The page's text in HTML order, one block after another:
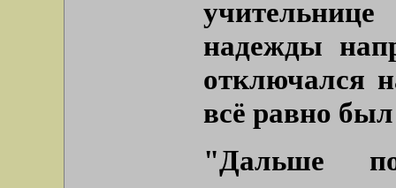
надежды
отключался
всё равно
"Дальше